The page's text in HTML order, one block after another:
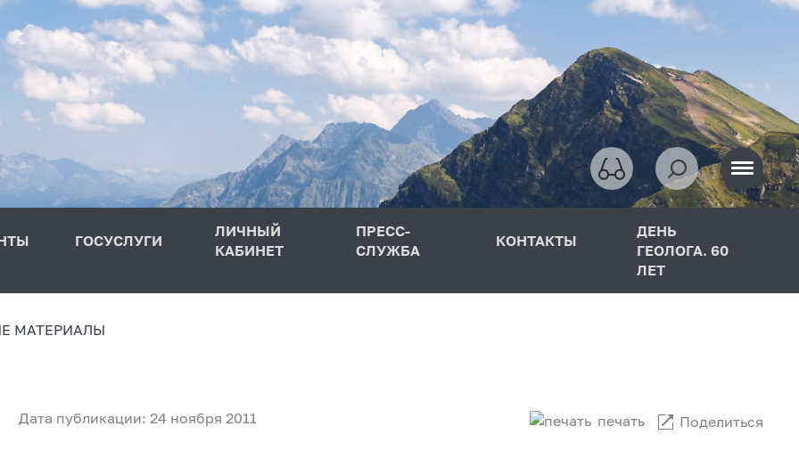
ГОСУСЛУГИ
ЛИЧНЫЙ
КАБИНЕТ
ПРЕСС-
СЛУЖБА
КОНТАКТЫ
ДЕНЬ
ГЕОЛОГА. 60
ЛЕТ
МАТЕРИАЛЫ
Дата публикации: 24 ноября 2011 печать Поделиться